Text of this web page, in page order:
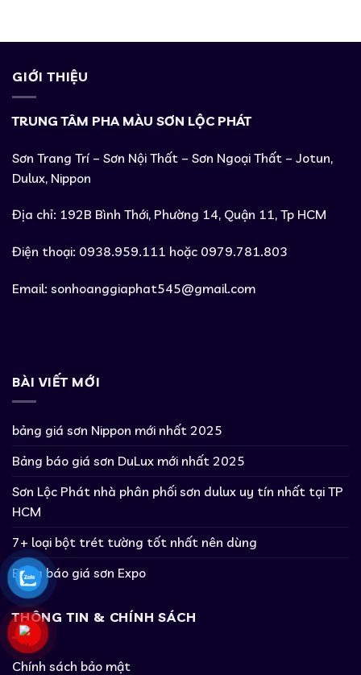
GIỚI THIỆU
TRUNG TÂM PHA MÀU SƠN LỘC PHÁT
Sơn Trang Trí – Sơn Nội Thất – Sơn Ngoại Thất – Jotun,
Dulux, Nippon
Địa chỉ: 192B Bình Thới, Phường 14, Quận 11, Tp HCM
Điện thoại: 0938.959.111 hoặc 0979.781.803
Email: sonhoanggiaphat545@gmail.com
BÀI VIẾT MỚI
bảng giá sơn Nippon mới nhất 2025
Bảng báo giá sơn DuLux mới nhất 2025
Sơn Lộc Phát nhà phân phối sơn dulux uy tín nhất tại TP
HCM
7+ loại bột trét tường tốt nhất nên dùng
Bảng báo giá sơn Expo
THÔNG TIN & CHÍNH SÁCH
Chính sách bảo mật